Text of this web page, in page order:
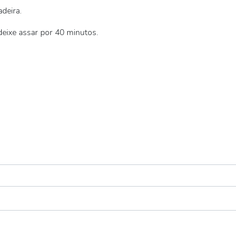
assar por 40 minutos.